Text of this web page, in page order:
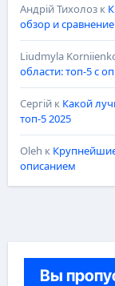
Андрій Тихолозк
обзор и сравнение
Liudmyla
области: топ-5 с
Сергійк Какой
топ-5 2025
Oleh к
описанием
Вы